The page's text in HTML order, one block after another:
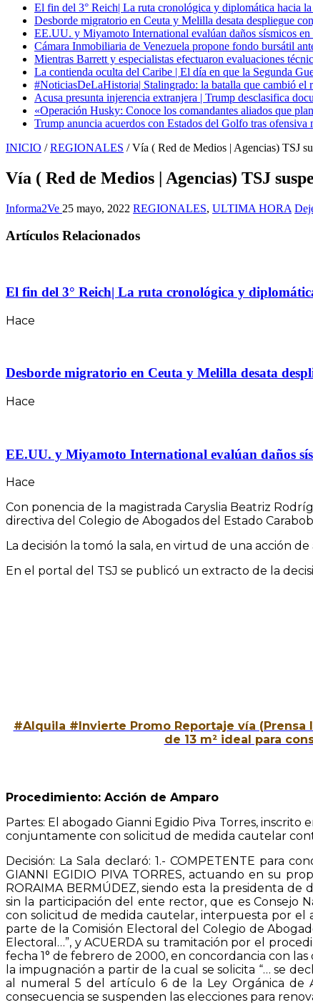
El fin del 3° Reich| La ruta cronológica y diplomática hacia
Desborde migratorio en Ceuta y Melilla desata despliegue
EE.UU. y Miyamoto International evalúan daños sísmicos
Cámara Inmobiliaria de Venezuela propone fondo bursátil
Mientras Barrett y especialistas efectuaron evaluaciones
La contienda oculta del Caribe | El día en que la Segunda
#NoticiasDeLaHistoria| Stalingrado: la batalla que cambió
Acusa presunta injerencia extranjera | Trump desclasifica
«Operación Husky: Conoce los comandantes aliados que
Trump anuncia acuerdos con Estados del Golfo tras
INICIO / REGIONALES / Vía ( Red de Medios | Agencias) TSJ
Vía ( Red de Medios | Agencias) TSJ
Informa2Ve 25 mayo, 2022 REGIONALES, ULTIMA HORA
Artículos Relacionados
El fin del 3° Reich| La ruta cronológica y
Hace
Desborde migratorio en Ceuta y Melilla desata
Hace
EE.UU. y Miyamoto International evalúan daños
Hace
Con ponencia de la magistrada Caryslia Beatriz
directiva del Colegio de Abogados del Estado
La decisión la tomó la sala, en virtud de una acción
En el portal del TSJ se publicó un extracto de la
#Alquila #Invierte Promo Reportaje vía (Prensa
de 13 m² ideal para
Procedimiento: Acción de Amparo
Partes: El abogado Gianni Egidio Piva Torres,
conjuntamente con solicitud de medida cautelar
Decisión: La Sala declaró: 1.- COMPETENTE para
GIANNI EGIDIO PIVA TORRES, actuando en su
RORAIMA BERMÚDEZ, siendo esta la presidenta
sin la participación del ente rector, que es Consejo
con solicitud de medida cautelar, interpuesta por el
parte de la Comisión Electoral del Colegio de
Electoral…”, y ACUERDA su tramitación por el
fecha 1° de febrero de 2000, en concordancia con
la impugnación a partir de la cual se solicita “… se
al numeral 5 del artículo 6 de la Ley Orgánica de
consecuencia se suspenden las elecciones para